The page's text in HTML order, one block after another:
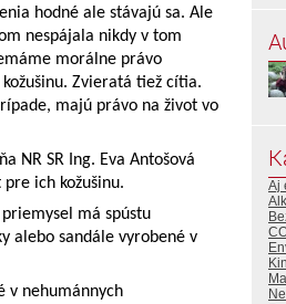
hodné ale stávajú sa. Ale
nespájala nikdy v tom
morálne právo
Zvieratá tiež cítia.
majú právo na život vo
NR SR Ing. Eva Antošová
ich kožušinu.
má spústu
alebo sandále vyrobené v
v nehumánnych
Aj